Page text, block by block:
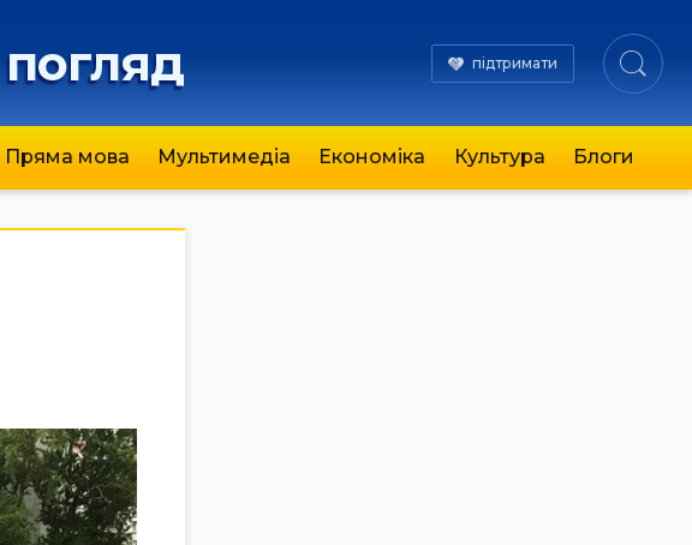
підтримати
Пряма мова Мультимедіа Економіка Культура Блоги